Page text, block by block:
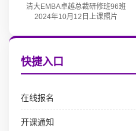
清大EMBA卓越总裁研修班96班
2024年10月12日上课照片
快捷入口
在线报名
开课通知